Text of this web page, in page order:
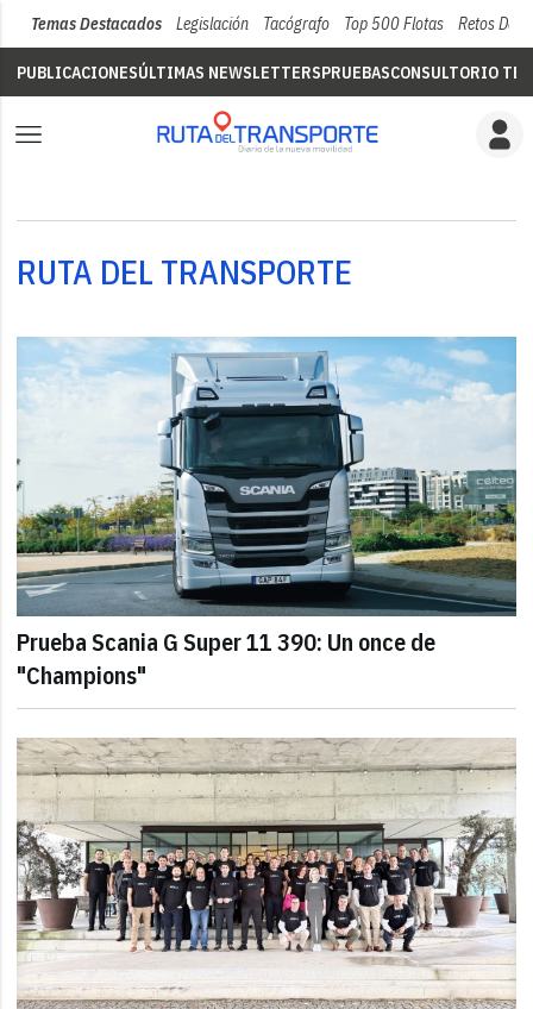
Temas Destacados Legislación Tacógrafo Top 500 Flotas Retos Del
PUBLICACIONESÚLTIMAS NEWSLETTERSPRUEBASCONSULTORIO
RUTA DEL TRANSPORTE
Prueba Scania G Super 11 390: Un once de
"Champions"